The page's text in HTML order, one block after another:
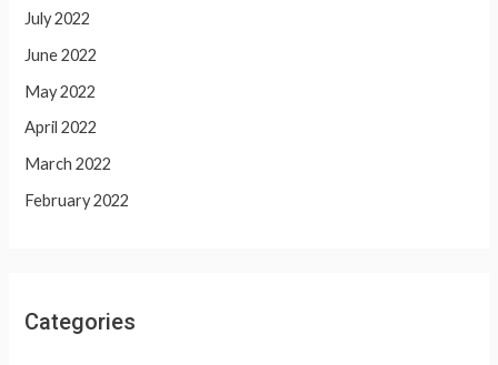
July 2022
June 2022
May 2022
April 2022
March 2022
February 2022
Categories